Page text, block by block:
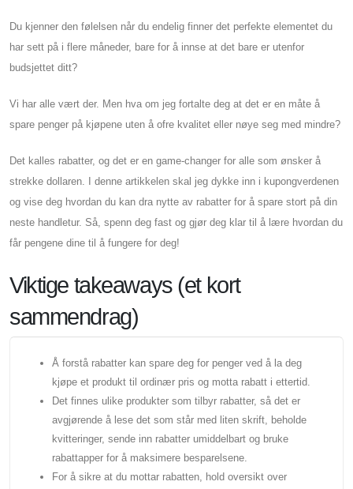
Du kjenner den følelsen når du endelig finner det perfekte elementet du
har sett på i flere måneder, bare for å innse at det bare er utenfor
budsjettet ditt?
Vi har alle vært der. Men hva om jeg fortalte deg at det er en måte å
spare penger på kjøpene uten å ofre kvalitet eller nøye seg med mindre?
Det kalles rabatter, og det er en game-changer for alle som ønsker å
strekke dollaren. I denne artikkelen skal jeg dykke inn i kupongverdenen
og vise deg hvordan du kan dra nytte av rabatter for å spare stort på din
neste handletur. Så, spenn deg fast og gjør deg klar til å lære hvordan du
får pengene dine til å fungere for deg!
Viktige takeaways (et kort
sammendrag)
Å forstå rabatter kan spare deg for penger ved å la deg
kjøpe et produkt til ordinær pris og motta rabatt i ettertid.
Det finnes ulike produkter som tilbyr rabatter, så det er
avgjørende å lese det som står med liten skrift, beholde
kvitteringer, sende inn rabatter umiddelbart og bruke
rabattapper for å maksimere besparelsene.
For å sikre at du mottar rabatten, hold oversikt over